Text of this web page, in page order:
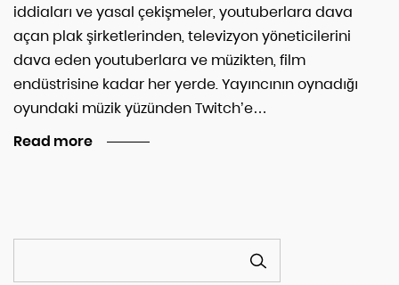
iddiaları ve yasal çekişmeler, youtuberlara dava
açan plak şirketlerinden, televizyon yöneticilerini
dava eden youtuberlara ve müzikten, film
endüstrisine kadar her yerde. Yayıncının oynadığı
oyundaki müzik yüzünden Twitch’e…
Read more